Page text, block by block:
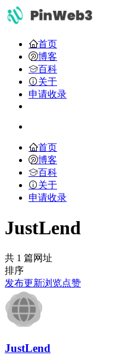
首页
博客
百科
关于
申请收录
首页
博客
百科
关于
申请收录
JustLend
共 1 篇网址
排序
发布更新浏览点赞
JustLend